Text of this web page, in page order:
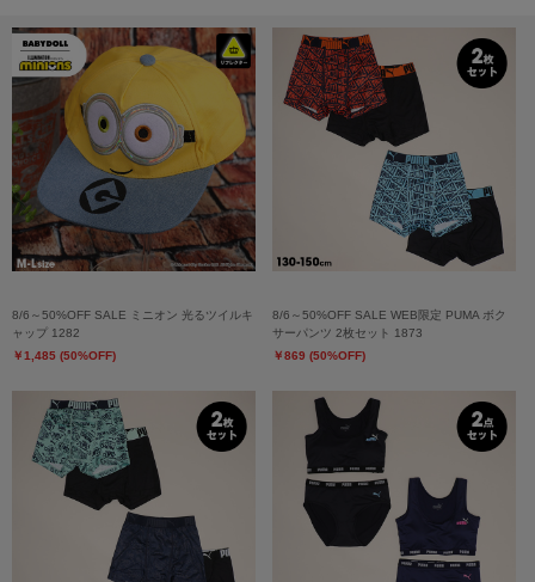
8/6～50%OFF SALE ミニオン 光るツイルキ
ャップ 1282
￥1,485 (50%OFF)
8/6～50%OFF SALE WEB限定 PUMA ボク
サーパンツ 2枚セット 1873
￥869 (50%OFF)